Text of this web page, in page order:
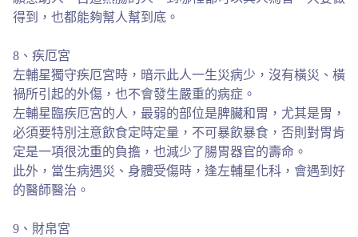
得到，也都能夠幫人幫到底。
8、疾厄宮
左輔星獨守疾厄宮時，暗示此人一生災病少，沒有橫災、橫
禍所引起的外傷，也不會發生嚴重的病症。
左輔星臨疾厄宮的人，最弱的部位是脾臟和胃，尤其是胃，
必須要特別注意飲食定時定量，不可暴飲暴食，否則對胃肯
定是一項很沈重的負擔，也減少了腸胃器官的壽命。
此外，當生病遇災、身體受傷時，逢左輔星化科，會遇到好
的醫師醫治。
9、財帛宮